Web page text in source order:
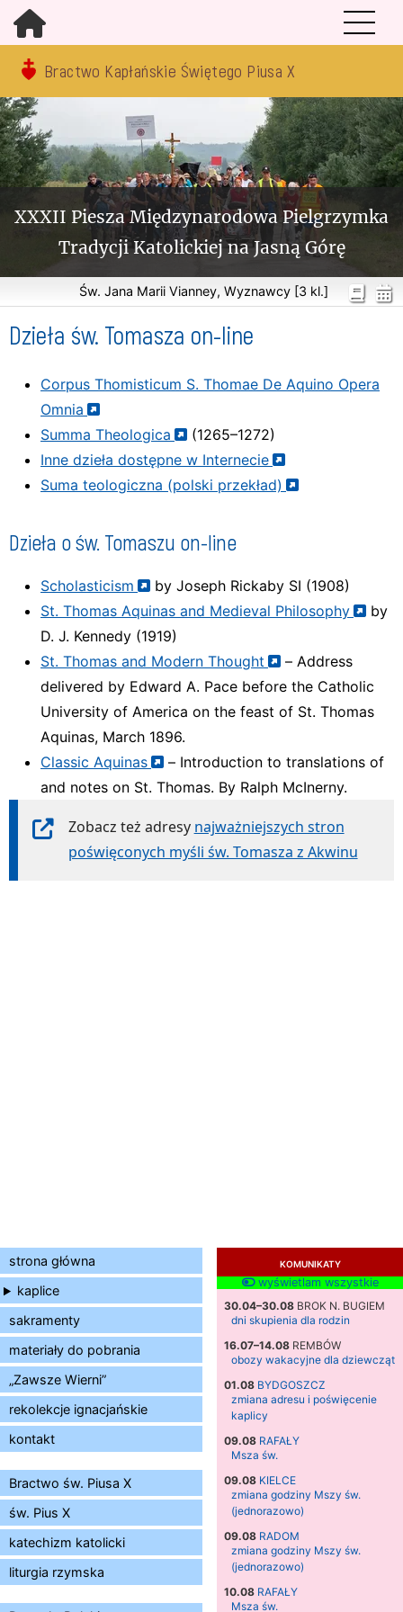
Bractwo Kapłańskie Świętego Piusa X
XXXII Piesza Międzynarodowa Pielgrzymka
Tradycji Katolickiej na Jasną Górę
Św. Jana Marii Vianney, Wyznawcy [3 kl.]
strona główna
kaplice
sakramenty
materiały do pobrania
„Zawsze Wierni”
rekolekcje ignacjańskie
kontakt
Bractwo św. Piusa X
św. Pius X
katechizm katolicki
liturgia rzymska
KOMUNIKATY
wyświetlam wszystkie
30.04–30.08 BROK N. BUGIEM
dni skupienia dla rodzin
16.07–14.08 REMBÓW
obozy wakacyjne dla dziewcząt
01.08 BYDGOSZCZ
zmiana adresu i poświęcenie
kaplicy
09.08 RAFAŁY
Msza św.
09.08 KIELCE
zmiana godziny Mszy św.
(jednorazowo)
09.08 RADOM
zmiana godziny Mszy św.
(jednorazowo)
10.08 RAFAŁY
Msza św.
Dzieła św. Tomasza on-line
Corpus Thomisticum S. Thomae De Aquino Opera
Omnia
Summa Theologica
(1265–1272)
Inne dzieła dostępne w Internecie
Suma teologiczna (polski przekład)
Dzieła o św. Tomaszu on-line
Scholasticism
by Joseph Rickaby SI (1908)
St. Thomas Aquinas and Medieval Philosophy
by
D. J. Kennedy (1919)
St. Thomas and Modern Thought
– Address
delivered by Edward A. Pace before the Catholic
University of America on the feast of St. Thomas
Aquinas, March 1896.
Classic Aquinas
– Introduction to translations of
and notes on St. Thomas. By Ralph McInerny.
Zobacz też adresy najważniejszych stron
poświęconych myśli św. Tomasza z Akwinu